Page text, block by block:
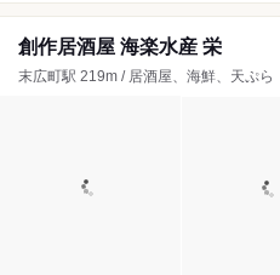
創作居酒屋 海楽水産 栄
末広町駅 219m / 居酒屋、海鮮、天ぷら